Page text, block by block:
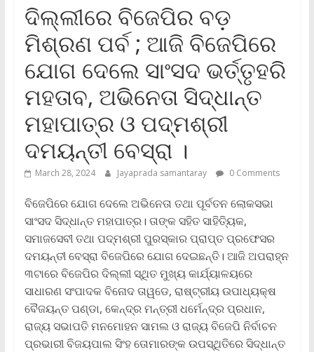
ଦିଲ୍ଲୀରେ ବିଜେପିର ବଡ଼
ମିଶ୍ରଣ ପର୍ବ ; ଆଜି ବିଜେପିରେ
ଯୋଗ ଦେଲେ ସାଂସଦ ଭର୍ତ୍ତୃହରି
ମହତାବ, ଅଭିନେତା ସିଦ୍ଧାନ୍ତ
ମହାପାତ୍ର ଓ ପଦ୍ମଶ୍ରୀ
ଦମୟନ୍ତୀ ବେସ୍ରା ।
March 28, 2024 Jayaprada samantaray 0 Comments
ବିଜେପିରେ ଯୋଗ ଦେଲେ ଅଭିନେତା ତଥା ପୂର୍ବତନ ଲୋକସଭା
ସାଂସଦ ସିଦ୍ଧାନ୍ତ ମହାପାତ୍ର। ତାଙ୍କ ସହିତ ସାହିତ୍ୟିକ,
ସମାଜସେବୀ ତଥା ପଦ୍ମଶ୍ରୀ ପୁରସ୍କାର ପ୍ରାପ୍ତ ପ୍ରଫେସର
ଦମୟନ୍ତୀ ବେସ୍ରା ବିଜେପିରେ ଯୋଗ ଦେଇଛନ୍ତି। ଆଜି ଅପରାହ୍ନ
୩ଟାରେ ବିଜେପିର ଦିଲ୍ଲୀ ସ୍ଥିତ ମୁଖ୍ୟ କାର୍ଯ୍ୟାଳୟରେ
ସାଧାରଣ ସଂପାଦକ ବିନୋଦ ତାୱଡେ, ରାଷ୍ଟ୍ରୀୟ ଉପାଧ୍ୟକ୍ଷ
ବୈଜୟନ୍ତ ପଣ୍ଡା, କେନ୍ଦ୍ର ମନ୍ତ୍ରୀ ଧର୍ମେନ୍ଦ୍ର ପ୍ରଧାନ,
ରାଜ୍ୟ ସଭାପତି ମନମୋହନ ସାମଲ ଓ ରାଜ୍ୟ ବିଜେପି ନିର୍ବାଚନ
ପ୍ରଭାରୀ ବିଜୟପାଲ ସିଂହ ତୋମାରଙ୍କ ଉପସ୍ଥିତିରେ ସିଦ୍ଧାନ୍ତ